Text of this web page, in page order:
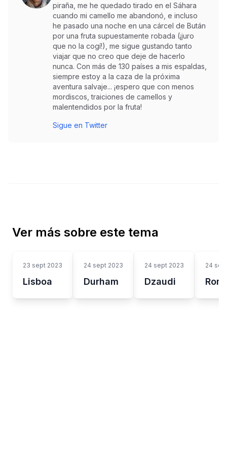
piraña, me he quedado tirado en el Sáhara
cuando mi camello me abandonó, e incluso
he pasado una noche en una cárcel de Bután
por una fruta supuestamente robada (¡juro
que no la cogí!), me sigue gustando tanto
viajar que no creo que deje de hacerlo
nunca. Con más de 130 países a mis espaldas,
siempre estoy a la caza de la próxima
aventura salvaje... ¡espero que con menos
mordiscos, traiciones de camellos y
malentendidos por la fruta!
Sigue en Twitter
Ver más sobre este tema
23 sept 2023
Lisboa
24 sept 2023
Durham
24 sept 2023
Dzaudi
24